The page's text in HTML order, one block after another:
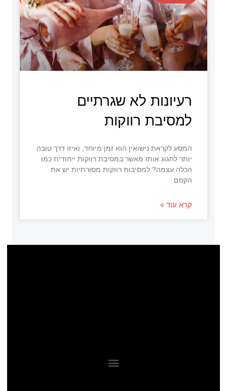
רעיונות לא שגרתיים
למסיבת רווקות
המסע לקראת נישואין הוא זמן מיוחד, ואיזו דרך טובה
יותר לחגוג אותו מאשר במסיבת רווקות ייחודית כמו
הכלה עצמה? למסיבות רווקות מסורתיות יש את
הקסם
קרא עוד »